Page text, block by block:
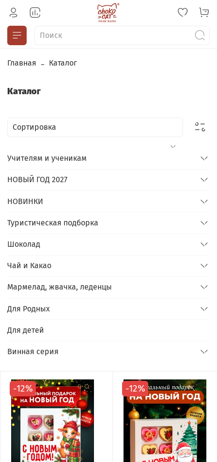
Главная Каталог
Каталог
-12% -12%
Учителям и ученикам
НОВЫЙ ГОД 2027
НОВИНКИ
Туристическая подборка
Шоколад
Чай и Какао
Мармелад, жвачка, леденцы
Для Родных
Для детей
Винная серия